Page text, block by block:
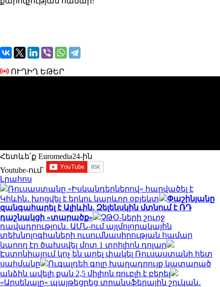
ՈՒՂԻՂ ԵԹԵՐ
Հետևե՛ք Euromedia24-ին
Youtube-ում`
Լրահոս
Ռուսաստանը «Իսկանդերներով» հարվածել է
Կիևին․ խոցվել է երկու կարևոր օբյեկտ
Փաշինյանը
զանգահարել է Ալիևին. Զելենսկին մտնում է ՌԴ
դաշնակցի «տարածք»
ՉԹՕ-ների շուրջ
դավադրություն․ ԱՄՆ-ում այլմոլորակային
տեխնոլոգիաների ուսումնասիրության համար
կարող էր ծախսվել մոտ 1 տրիլիոն դոլար
Էստոնիայում կոչ են արել փակել Ռուսաստանի հետ
սահմանը
Ուգալդեի գոլը խաղադրույք կատարած
անձին ավելի քան 2,5 միլիոն ռուբլի է բերել
«Արսենալը» պայթեցրեց տրանսֆերային շուկան․